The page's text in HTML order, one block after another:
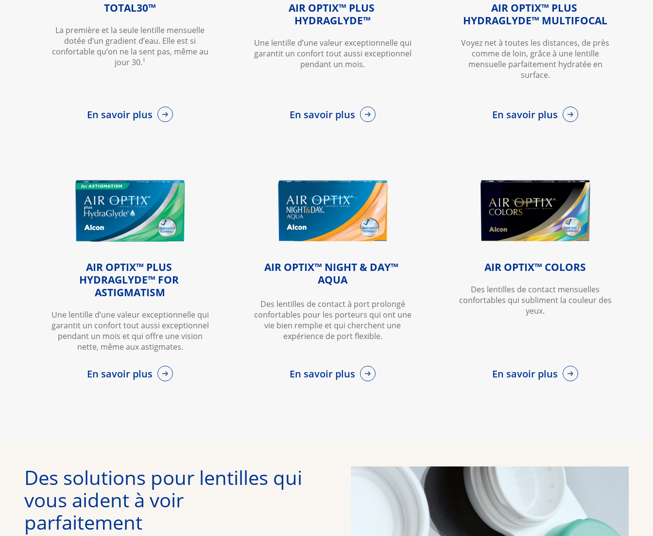
TOTAL30™
La première et la seule lentille mensuelle
dotée d’un gradient d’eau. Elle est si
confortable qu’on ne la sent pas, même au
jour 30.1
En savoir plus
AIR OPTIX™ PLUS
HYDRAGLYDE™
Une lentille d’une valeur exceptionnelle qui
garantit un confort tout aussi exceptionnel
pendant un mois.
En savoir plus
AIR OPTIX™ PLUS
HYDRAGLYDE™ MULTIFOCAL
Voyez net à toutes les distances, de près
comme de loin, grâce à une lentille
mensuelle parfaitement hydratée en
surface.
En savoir plus
AIR OPTIX™ PLUS
HYDRAGLYDE™ FOR
ASTIGMATISM
Une lentille d’une valeur exceptionnelle qui
garantit un confort tout aussi exceptionnel
pendant un mois et qui offre une vision
nette, même aux astigmates.
En savoir plus
AIR OPTIX™ NIGHT & DAY™
AQUA
Des lentilles de contact à port prolongé
confortables pour les porteurs qui ont une
vie bien remplie et qui cherchent une
expérience de port flexible.
En savoir plus
AIR OPTIX™ COLORS
Des lentilles de contact mensuelles
confortables qui subliment la couleur des
yeux.
En savoir plus
Des solutions pour lentilles qui
vous aident à voir
parfaitement